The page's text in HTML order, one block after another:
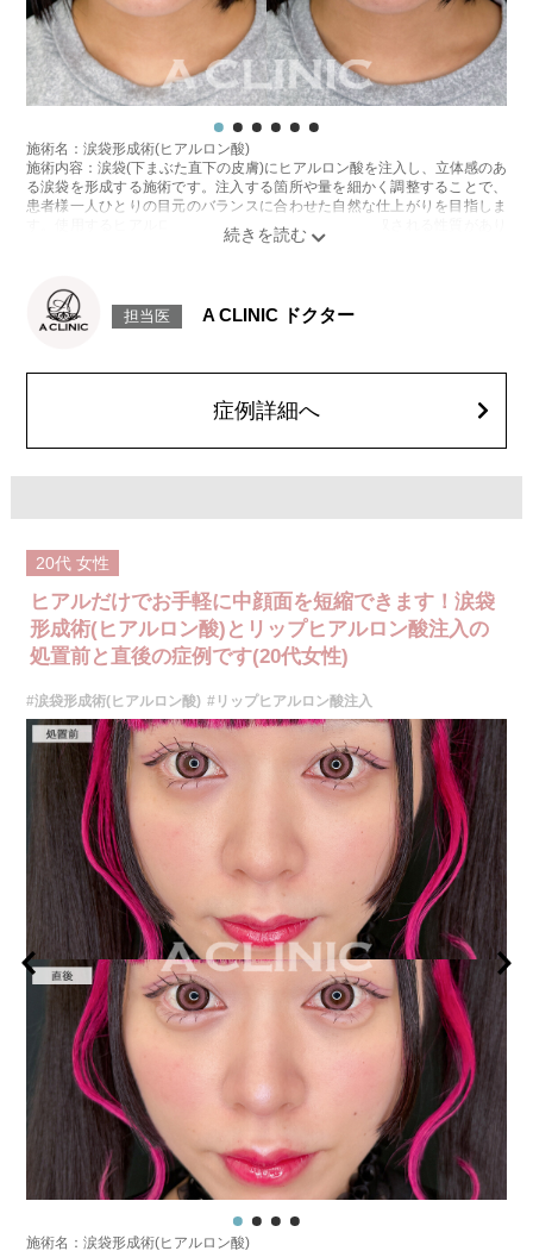
施術名：涙袋形成術(ヒアルロン酸)
施術内容：涙袋(下まぶた直下の皮膚)にヒアルロン酸を注入し、立体感のあ
る涙袋を形成する施術です。注入する箇所や量を細かく調整することで、
患者様一人ひとりの目元のバランスに合わせた自然な仕上がりを目指しま
す。使用するヒアルロン酸は、時間とともに体内に吸収される性質があり
ます。持続期間は製剤の種類や体質、代謝などにより個人差があります。
とがございます。また、稀にアレルギー、細菌感染症、血管閉塞などが生
じることがございます。注入箇所を強く刺激するようなマッサージは1〜2
レスチレン 76,800円(税込)
レスチレンリフト※横浜院限定 98,800円(税込)
ジュビダームビスタ ボルベラ XC 131,800円(税込)
オプション：表面麻酔 3,300円(税込) 笑気麻酔 3,300円(税込)
ルムを整える施術です。上唇と下唇のバランスを調整したり、口角の印象
を改善したりすることも可能で、ナチュラルな仕上がりを重視しながらデ
施術時間：注入箇所数により異なりますが、10分程度です。
リスク、副作用：施術後に腫れ、赤み、内出血、痛み、突っ張り感などが
生じることがありますが、通常は一時的なもので数日〜1週間程度で軽快し
ていきます。まれに、ヒアルロン酸に対するアレルギー反応や、細菌感
2週間は、注入部位を強く押したりマッサージしたりすることはお控えくだ
さい。
費用：
レスチレン 46,100円〜76,800円(税込)
レスチレンリフト※横浜院限定 59,300円～98,800円(税込)
ジュビダームビスタボルベラXC 79,100円〜131,800円(税込)
グロス注射 21,800円(税込)
オプション：表面麻酔 3,300円(税込) 笑気麻酔 3,300円(税込)
担当医 A CLINIC ドクター
症例詳細へ
20代 女性
ヒアルだけでお手軽に中顔面を短縮できます！涙袋
形成術(ヒアルロン酸)とリップヒアルロン酸注入の
処置前と直後の症例です(20代女性)
#涙袋形成術(ヒアルロン酸) #リップヒアルロン酸注入
施術名：涙袋形成術(ヒアルロン酸)